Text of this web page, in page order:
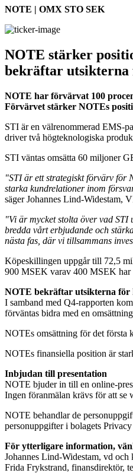
NOTE | OMX STO SEK
NOTE stärker
bekräftar utsikterna
NOTE har förvärvat 100
Förvärvet stärker NOTEs
STI är en välrenommerad
driver två högteknologiska
STI väntas omsätta 60 miljoner
"STI är ett strategiskt förvärv för
starka kundrelationer inom
säger Johannes Lind‑Widestam,
"Vi är mycket stolta över vad STI
bredda vårt erbjudande och
nästa fas, där vi tillsammans
Köpeskillingen uppgår till 72,5
900 MSEK varav 400 MSEK har
NOTE bekräftar utsikterna för
I samband med Q4-rapporten
förväntas bidra med en
NOTEs omsättning för det första
NOTEs finansiella position är
Inbjudan till presentation
NOTE bjuder in till en online-
Ingen föranmälan krävs för att se
NOTE behandlar de
personuppgifter i bolagets
För ytterligare information,
Johannes Lind-Widestam, vd
Frida Frykstrand, finansdirektör,